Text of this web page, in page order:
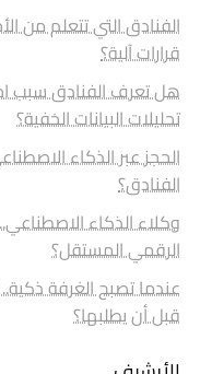
الفنادق التي تتعلم من
قرارات آلية؟
هل تعرف الفنادق سبب
تحليلات البيانات الخفية؟
الحجز عبر الذكاء
الفنادق؟
وكلاء الذكاء
الرقمي المستقل؟
عندما تصبح الغرفة
قبل أن يطلبها؟